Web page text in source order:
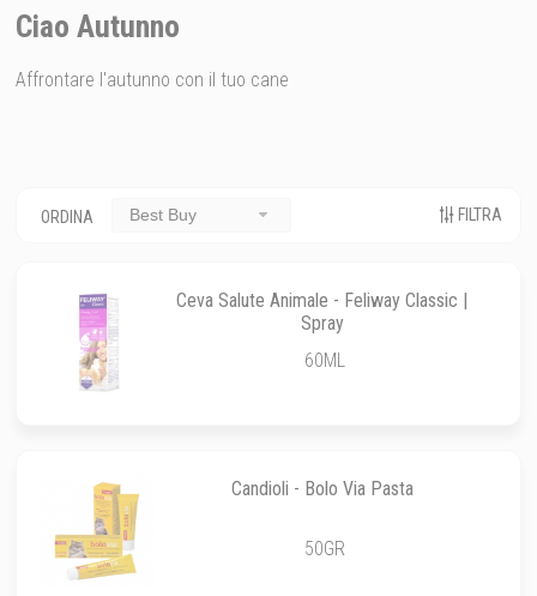
Ciao Autunno
Affrontare l'autunno con il tuo cane
ORDINA Best Buy FILTRA
Ceva Salute Animale - Feliway Classic |
Spray
60ML
Candioli - Bolo Via Pasta
50GR